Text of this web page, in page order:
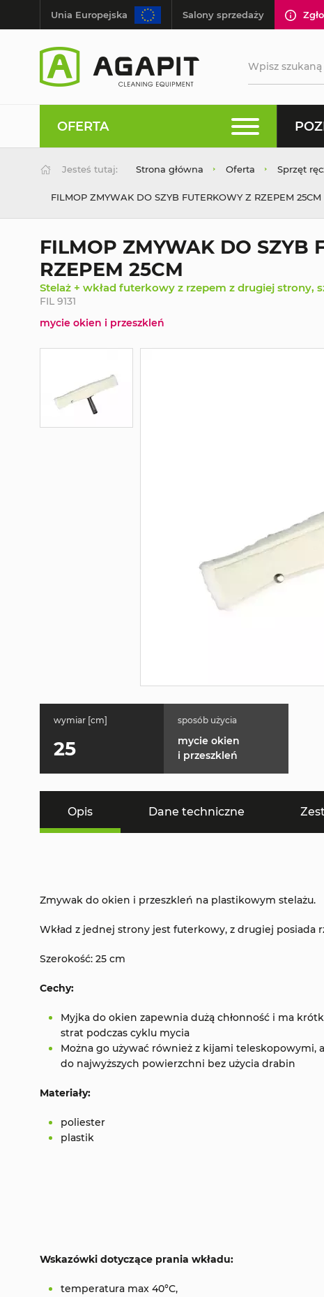
Unia Europejska Salony sprzedaży
OFERTA
Jesteś tutaj: Strona główna Oferta Sprzęt
FILMOP ZMYWAK DO SZYB FUTERKOWY Z RZEPEM 25CM
FILMOP ZMYWAK DO SZYB
RZEPEM 25CM
Stelaż + wkład futerkowy z rzepem z drugiej strony,
FIL 9131
mycie okien i przeszkleń
wymiar [cm]
25
sposób użycia
mycie okien
i przeszkleń
Opis Dane techniczne
Zmywak do okien i przeszkleń na plastikowym stelażu.
Wkład z jednej strony jest futerkowy, z drugiej posiada
Szerokość: 25 cm
Cechy:
Myjka do okien zapewnia dużą chłonność i ma
strat podczas cyklu mycia
Można go używać również z kijami teleskopowymi,
do najwyższych powierzchni bez użycia drabin
Materiały:
poliester
plastik
Wskazówki dotyczące prania wkładu:
temperatura max 40°C,